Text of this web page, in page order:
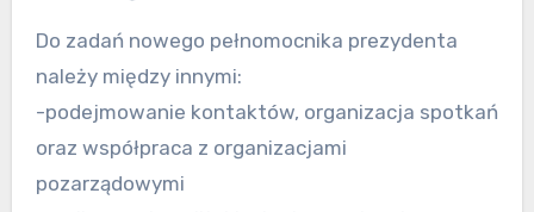
Do zadań nowego pełnomocnika prezydenta
należy między innymi:
-podejmowanie kontaktów, organizacja spotkań
oraz współpraca z organizacjami
pozarządowymi